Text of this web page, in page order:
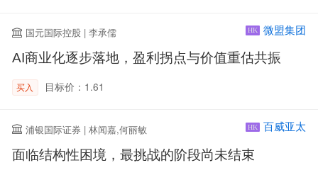
国元国际控股 | 李承儒 HK 微盟集团
AI商业化逐步落地，盈利拐点与价值重估共振
买入 目标价：1.61
浦银国际证券 | 林闻嘉,何丽敏 HK 百威亚太
面临结构性困境，最挑战的阶段尚未结束